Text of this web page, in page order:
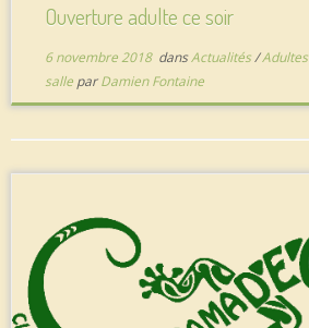
Ouverture adulte ce soir
6 novembre 2018dansActualités/Adultes
salle parDamien Fontaine